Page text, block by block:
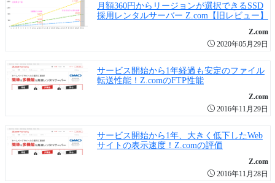
月額360円からリージョンが選択できるSSD
採用レンタルサーバー Z.com【旧レビュー】
Z.com
2020年05月29日
サービス開始から1年経過も安定のファイル
転送性能！Z.comのFTP性能
Z.com
2016年11月29日
サービス開始から1年、大きく低下したWeb
サイトの表示速度！Z.comの評価
Z.com
2016年11月28日